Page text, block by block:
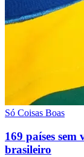
Só Coisas Boas
169 países
brasileiro